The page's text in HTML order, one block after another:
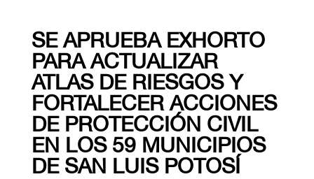
SE APRUEBA EXHORTO
PARA ACTUALIZAR
ATLAS DE RIESGOS Y
FORTALECER ACCIONES
DE PROTECCIÓN CIVIL
EN LOS 59 MUNICIPIOS
DE SAN LUIS POTOSÍ